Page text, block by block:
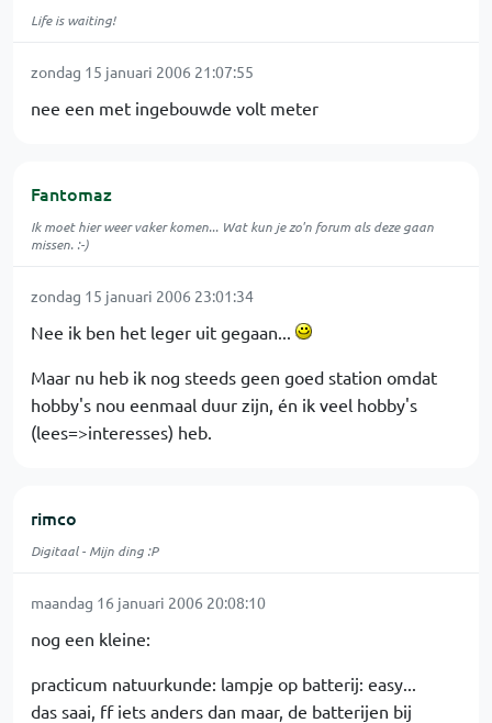
Life is waiting!
zondag 15 januari 2006 21:07:55
nee een met ingebouwde volt meter
Fantomaz
Ik moet hier weer vaker komen... Wat kun je zo'n forum als deze gaan
missen. :-)
zondag 15 januari 2006 23:01:34
Nee ik ben het leger uit gegaan...
Maar nu heb ik nog steeds geen goed station omdat
hobby's nou eenmaal duur zijn, én ik veel hobby's
(lees=>interesses) heb.
rimco
Digitaal - Mijn ding :P
maandag 16 januari 2006 20:08:10
nog een kleine:
practicum natuurkunde: lampje op batterij: easy...
das saai, ff iets anders dan maar, de batterijen bij